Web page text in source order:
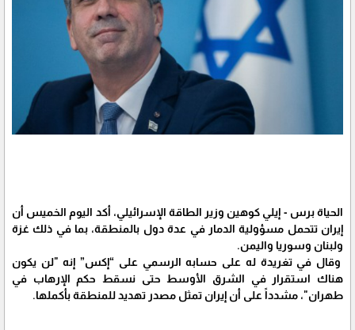
الحياة برس - إيلي كوهين وزير الطاقة الإسرائيلي، أكد اليوم الخميس أن
إيران تتحمل مسؤولية الدمار في عدة دول بالمنطقة، بما في ذلك غزة
ولبنان وسوريا واليمن.
وقال في تغريدة له على حسابه الرسمي على “إكس” إنه "لن يكون
هناك استقرار في الشرق الأوسط حتى نسقط حكم الإرهاب في
طهران"، مشدداً على أن إيران تمثل مصدر تهديد للمنطقة بأكملها.